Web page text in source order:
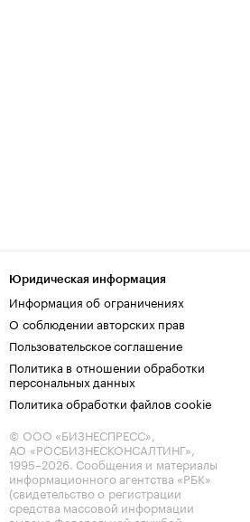
Юридическая информация
Информация об ограничениях
О соблюдении авторских прав
Пользовательское соглашение
Политика в отношении обработки
персональных данных
Политика обработки файлов cookie
© ООО «БИЗНЕСПРЕСС»,
АО «РОСБИЗНЕСКОНСАЛТИНГ»,
1995–2026. Сообщения и материалы
информационного агентства «РБК»
(свидетельство о регистрации
средства массовой информации